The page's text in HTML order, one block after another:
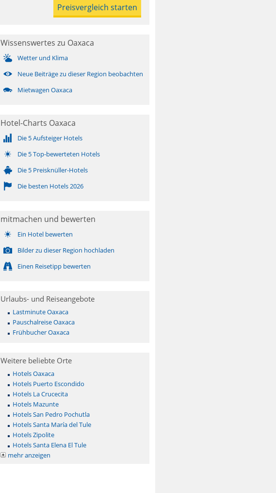
Wissenswertes zu Oaxaca
Wetter und Klima
Neue Beiträge zu dieser Region beobachten
Mietwagen Oaxaca
Hotel-Charts Oaxaca
Die 5 Aufsteiger Hotels
Die 5 Top-bewerteten Hotels
Die 5 Preisknüller-Hotels
Die besten Hotels 2026
mitmachen und bewerten
Ein Hotel bewerten
Bilder zu dieser Region hochladen
Einen Reisetipp bewerten
Urlaubs- und Reiseangebote
Lastminute Oaxaca
Pauschalreise Oaxaca
Frühbucher Oaxaca
Weitere beliebte Orte
Hotels Oaxaca
Hotels Puerto Escondido
Hotels La Crucecita
Hotels Mazunte
Hotels San Pedro Pochutla
Hotels Santa María del Tule
Hotels Zipolite
Hotels Santa Elena El Tule
mehr anzeigen